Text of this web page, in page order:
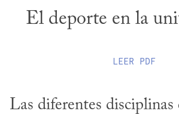
El deporte en la
LEER PDF
Las diferentes disciplinas